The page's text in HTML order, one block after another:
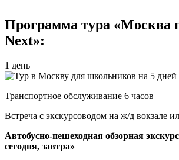
Программа тура «Москва
Next»:
1 день
Транспортное обслуживание 6 часов
Встреча с экскурсоводом на ж/д вокзале
Автобусно-пешеходная обзорная
сегодня, завтра»